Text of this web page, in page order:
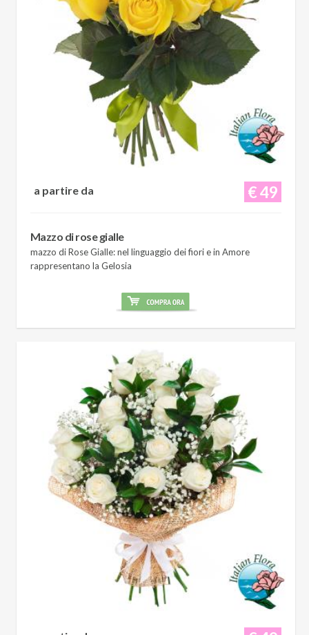
€ 49
a partire da
Mazzo di rose gialle
mazzo di Rose Gialle: nel linguaggio dei fiori e in Amore
rappresentano la Gelosia